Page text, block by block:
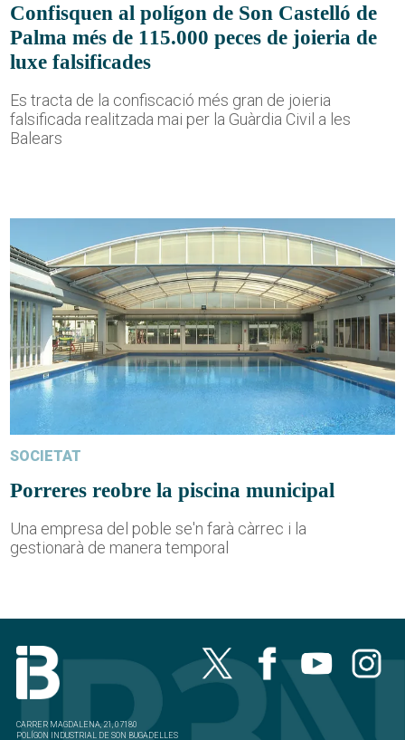
Confisquen al polígon de Son Castelló de
Palma més de 115.000 peces de joieria de
luxe falsificades
Es tracta de la confiscació més gran de joieria
falsificada realitzada mai per la Guàrdia Civil a les
Balears
SOCIETAT
Porreres reobre la piscina municipal
Una empresa del poble se'n farà càrrec i la
gestionarà de manera temporal
CARRER MAGDALENA, 21, 07180
POLÍGON INDUSTRIAL DE SON BUGADELLES